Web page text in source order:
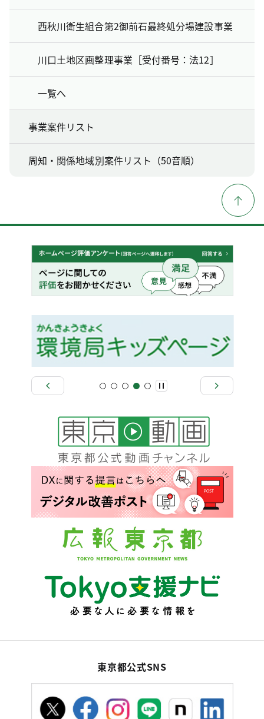
西秋川衛生組合第2御前石最終処分場建設事業
川口土地区画整理事業［受付番号：法12］
一覧へ
事業案件リスト
周知・関係地域別案件リスト（50音順）
東京都公式SNS